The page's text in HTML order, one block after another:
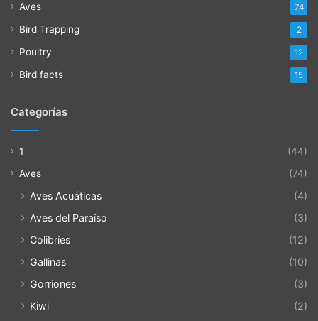
Aves 74
Bird Trapping 2
Poultry 12
Bird facts 15
Categorías
1
(44)
Aves
(74)
Aves Acuáticas
(4)
Aves del Paraíso
(3)
Colibríes
(12)
Gallinas
(10)
Gorriones
(3)
Kiwi
(2)